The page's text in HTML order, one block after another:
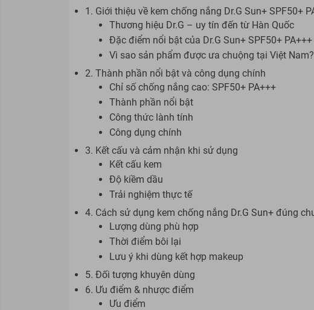
1. Giới thiệu về kem chống nắng Dr.G Sun+ SPF50+
Thương hiệu Dr.G – uy tín đến từ Hàn Quốc
Đặc điểm nổi bật của Dr.G Sun+ SPF50+ PA+++
Vì sao sản phẩm được ưa chuộng tại Việt Nam?
2. Thành phần nổi bật và công dụng chính
Chỉ số chống nắng cao: SPF50+ PA+++
Thành phần nổi bật
Công thức lành tính
Công dụng chính
3. Kết cấu và cảm nhận khi sử dụng
Kết cấu kem
Độ kiềm dầu
Trải nghiệm thực tế
4. Cách sử dụng kem chống nắng Dr.G Sun+ đúng
Lượng dùng phù hợp
Thời điểm bôi lại
Lưu ý khi dùng kết hợp makeup
5. Đối tượng khuyên dùng
6. Ưu điểm & nhược điểm
Ưu điểm